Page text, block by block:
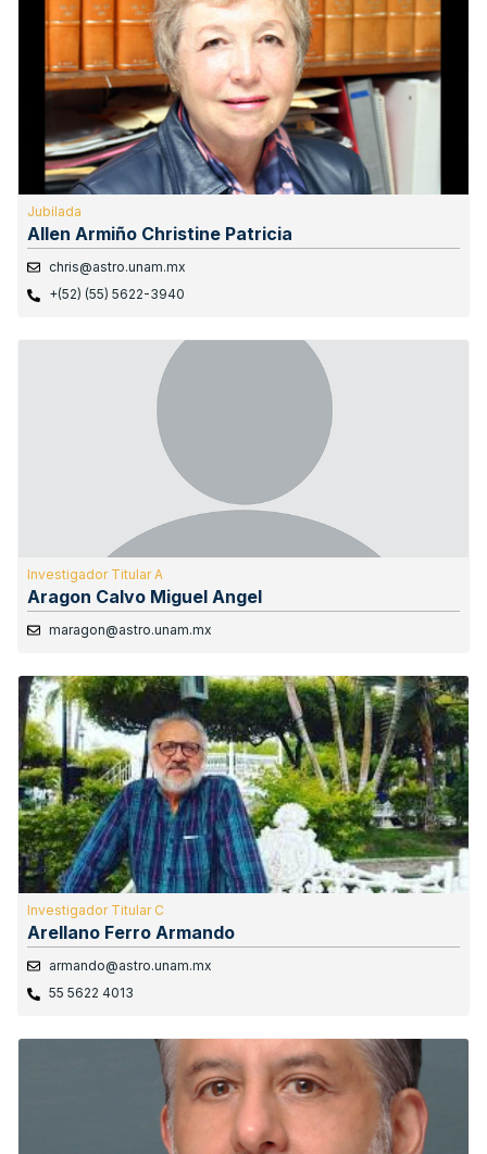
Jubilada
Allen Armiño Christine Patricia
chris@astro.unam.mx
+(52) (55) 5622-3940
Investigador Titular A
Aragon Calvo Miguel Angel
maragon@astro.unam.mx
Investigador Titular C
Arellano Ferro Armando
armando@astro.unam.mx
55 5622 4013